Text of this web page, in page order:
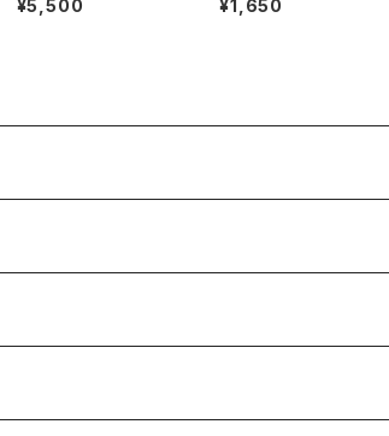
¥5,500 ¥1,650